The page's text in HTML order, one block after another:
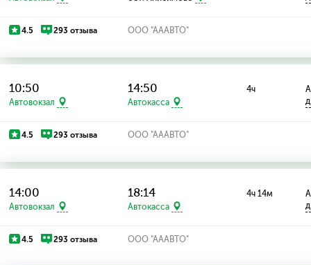
4.5 293 отзыва ООО "АААВТО"
10:50
Автовокзал
14:50
Автокасса
4ч
4.5 293 отзыва ООО "АААВТО"
14:00
Автовокзал
18:14
Автокасса
4ч 14м
4.5 293 отзыва ООО "АААВТО"